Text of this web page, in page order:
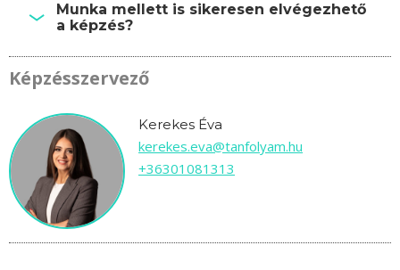
Munka mellett is sikeresen elvégezhető
a képzés?
Képzésszervező
Kerekes Éva
kerekes.eva@tanfolyam.hu
+36301081313